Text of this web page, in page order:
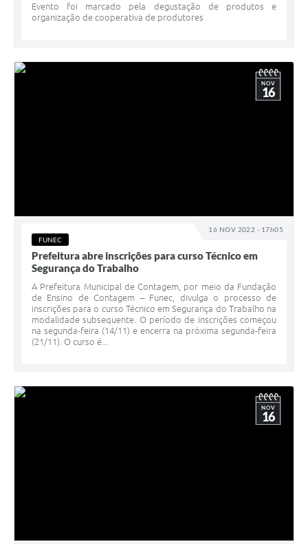
Evento foi marcado pela degustação de produtos e
organização de cooperativa de produtores
16 NOV 2022 - 17h05
NOV
16
FUNEC
Prefeitura abre inscrições para curso Técnico em
Segurança do Trabalho
A Prefeitura Municipal de Contagem, por meio da Fundação
de Ensino de Contagem – Funec, divulga o processo de
inscrições para o curso Técnico em Segurança do Trabalho na
modalidade subsequente. O período de inscrições começou
na segunda-feira (14/11) e encerra na próxima segunda-feira
(21/11). O curso é...
NOV
16